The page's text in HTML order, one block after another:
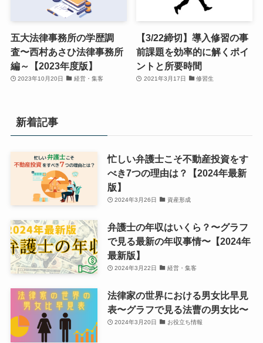
五大法律事務所の学歴調
査〜西村あさひ法律事務所
編～【2023年度版】
2023年10月20日 経営・集客
【3/22締切】導入修習の事
前課題を効率的に解くポイ
ントと所要時間
2021年3月17日 修習生
新着記事
忙しい弁護士こそ不動産投資をす
べき7つの理由は？【2024年最新
版】
2024年3月26日 資産形成
弁護士の年収はいくら？〜グラフ
で見る最新の年収事情〜【2024年
最新版】
2024年3月22日 経営・集客
法律家の世界における男女比早見
表〜グラフで見る法曹の男女比〜
2024年3月20日 お役立ち情報